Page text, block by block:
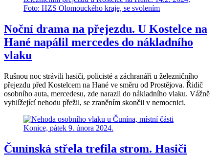
Noční drama na přejezdu. U Kostelce na
Hané napálil mercedes do nákladního
vlaku
Rušnou noc strávili hasiči, policisté a záchranáři u železničního
přejezdu před Kostelcem na Hané ve směru od Prostějova. Řidič
osobního auta, mercedesu, zde narazil do nákladního vlaku. Vážně
vyhlížející nehodu přežil, se zraněním skončil v nemocnici.
Čunínská střela trefila strom. Hasiči